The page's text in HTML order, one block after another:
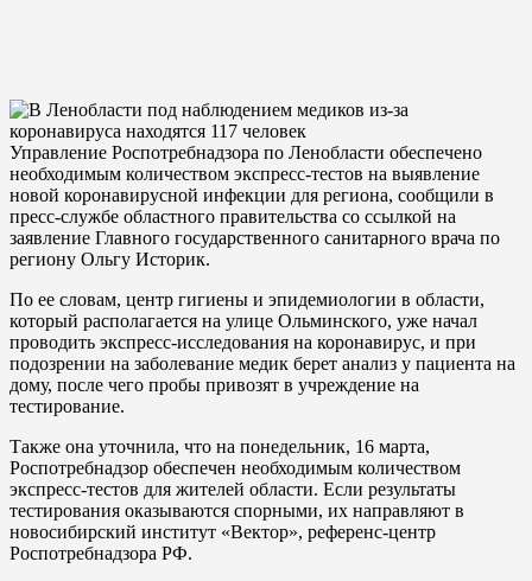
Управление Роспотребнадзора по Ленобласти обеспечено
необходимым количеством экспресс-тестов на выявление
новой коронавирусной инфекции для региона, сообщили в
пресс-службе областного правительства со ссылкой на
заявление Главного государственного санитарного врача по
региону Ольгу Историк.
По ее словам, центр гигиены и эпидемиологии в области,
который располагается на улице Ольминского, уже начал
проводить экспресс-исследования на коронавирус, и при
подозрении на заболевание медик берет анализ у пациента на
дому, после чего пробы привозят в учреждение на
тестирование.
Также она уточнила, что на понедельник, 16 марта,
Роспотребнадзор обеспечен необходимым количеством
экспресс-тестов для жителей области. Если результаты
тестирования оказываются спорными, их направляют в
новосибирский институт «Вектор», референс-центр
Роспотребнадзора РФ.